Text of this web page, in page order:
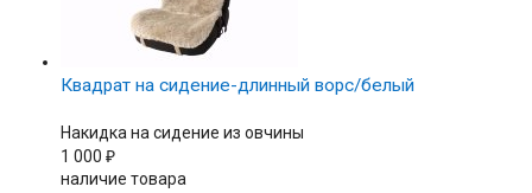
Квадрат на сидение-длинный ворс/белый
Накидка на сидение из овчины
1 000 ₽
наличие товара